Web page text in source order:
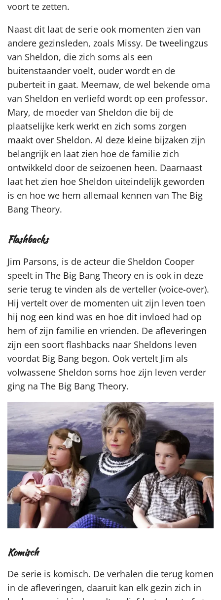
voort te zetten.
Naast dit laat de serie ook momenten zien van
andere gezinsleden, zoals Missy. De tweelingzus
van Sheldon, die zich soms als een
buitenstaander voelt, ouder wordt en de
puberteit in gaat. Meemaw, de wel bekende oma
van Sheldon en verliefd wordt op een professor.
Mary, de moeder van Sheldon die bij de
plaatselijke kerk werkt en zich soms zorgen
maakt over Sheldon. Al deze kleine bijzaken zijn
belangrijk en laat zien hoe de familie zich
ontwikkeld door de seizoenen heen. Daarnaast
laat het zien hoe Sheldon uiteindelijk geworden
is en hoe we hem allemaal kennen van The Big
Bang Theory.
Flashbacks
Jim Parsons, is de acteur die Sheldon Cooper
speelt in The Big Bang Theory en is ook in deze
serie terug te vinden als de verteller (voice-over).
Hij vertelt over de momenten uit zijn leven toen
hij nog een kind was en hoe dit invloed had op
hem of zijn familie en vrienden. De afleveringen
zijn een soort flashbacks naar Sheldons leven
voordat Big Bang begon. Ook vertelt Jim als
volwassene Sheldon soms hoe zijn leven verder
ging na The Big Bang Theory.
Komisch
De serie is komisch. De verhalen die terug komen
in de afleveringen, daaruit kan elk gezin zich in